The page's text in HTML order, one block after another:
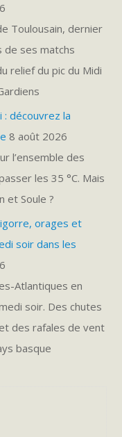
Toulousain, dernier
de ses matchs
relief du pic du Midi
: découvrez la
8 août 2026
l’ensemble des
les 35 °C. Mais
et Soule ?
orages et
soir dans les
Atlantiques en
soir. Des chutes
des rafales de vent
basque